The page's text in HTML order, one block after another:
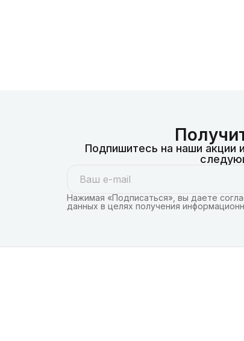
Подпишитесь на наши акции
Нажимая «Подписаться», вы даете
данных в целях получения